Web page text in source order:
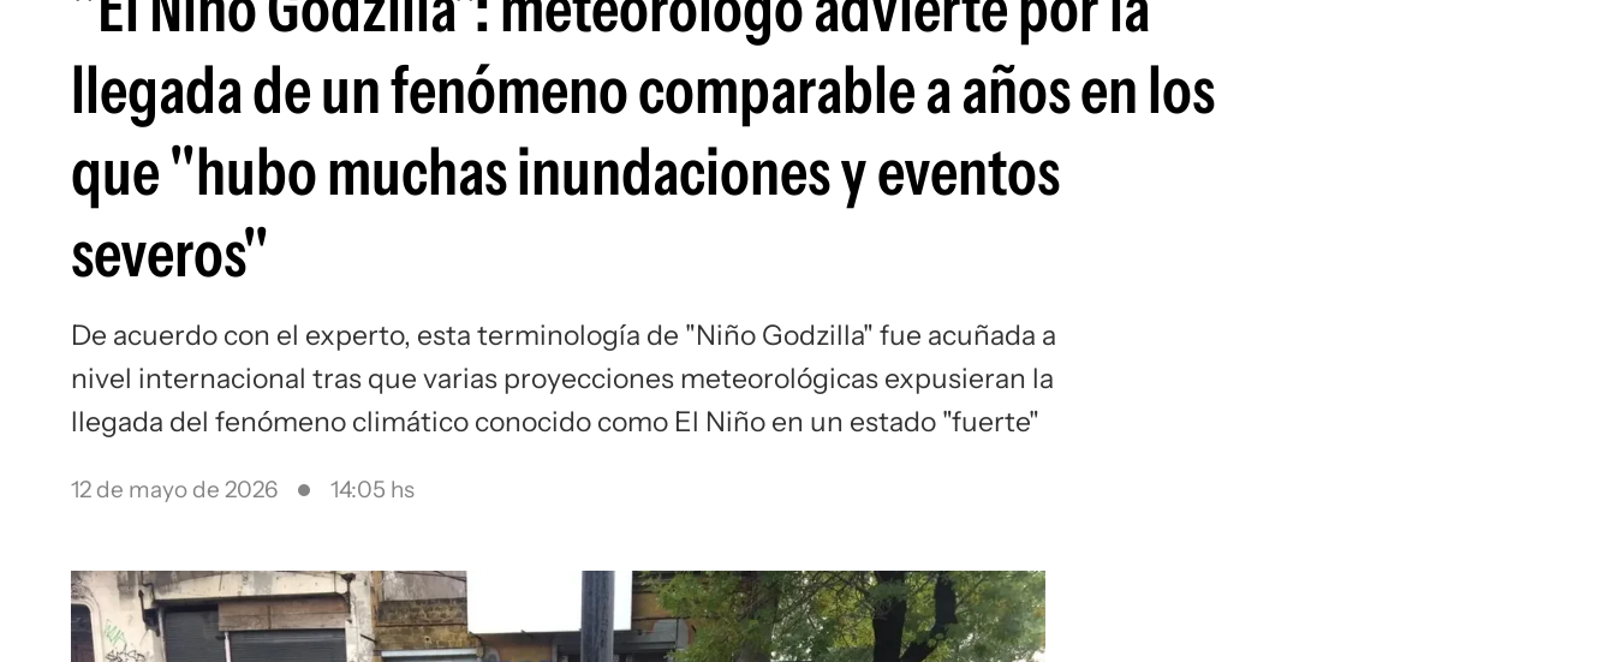
llegada de un fenómeno comparable a años en los
que "hubo muchas inundaciones y eventos
severos"
De acuerdo con el experto, esta terminología de "Niño Godzilla" fue acuñada a
nivel internacional tras que varias proyecciones meteorológicas expusieran la
llegada del fenómeno climático conocido como El Niño en un estado "fuerte"
12 de mayo de 2026 14:05 hs